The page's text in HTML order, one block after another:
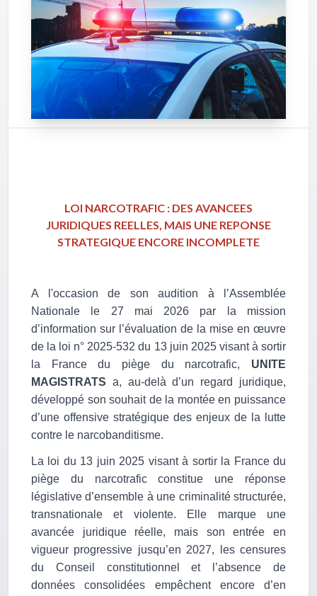
LOI NARCOTRAFIC : DES AVANCEES
JURIDIQUES REELLES, MAIS UNE REPONSE
STRATEGIQUE ENCORE INCOMPLETE
A l'occasion de son audition à l’Assemblée
Nationale le 27 mai 2026 par la mission
d’information sur l’évaluation de la mise en œuvre
de la loi n° 2025-532 du 13 juin 2025 visant à sortir
la France du piège du narcotrafic, UNITE
MAGISTRATS a, au-delà d’un regard juridique,
développé son souhait de la montée en puissance
d’une offensive stratégique des enjeux de la lutte
contre le narcobanditisme.
La loi du 13 juin 2025 visant à sortir la France du
piège du narcotrafic constitue une réponse
législative d’ensemble à une criminalité structurée,
transnationale et violente. Elle marque une
avancée juridique réelle, mais son entrée en
vigueur progressive jusqu’en 2027, les censures
du Conseil constitutionnel et l’absence de
données consolidées empêchent encore d’en